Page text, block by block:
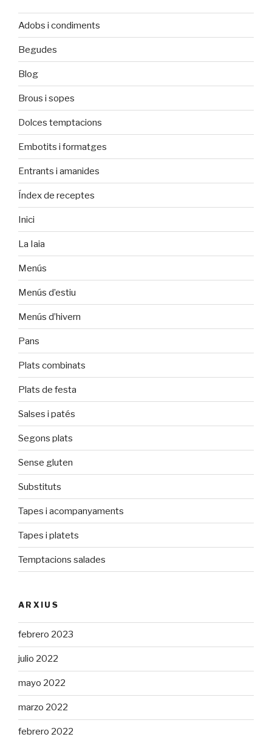
Adobs i condiments
Begudes
Blog
Brous i sopes
Dolces temptacions
Embotits i formatges
Entrants i amanides
Índex de receptes
Inici
La Iaia
Menús
Menús d’estiu
Menús d’hivern
Pans
Plats combinats
Plats de festa
Salses i patés
Segons plats
Sense gluten
Substituts
Tapes i acompanyaments
Tapes i platets
Temptacions salades
ARXIUS
febrero 2023
julio 2022
mayo 2022
marzo 2022
febrero 2022